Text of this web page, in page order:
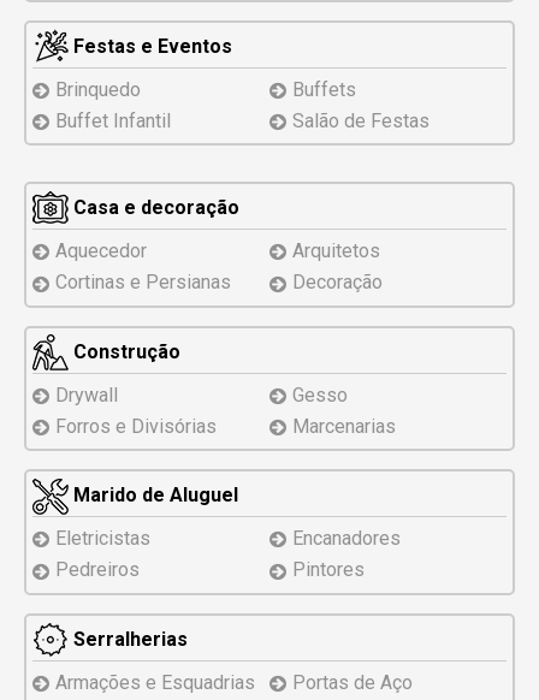
Festas e Eventos
Brinquedo
Buffets
Buffet Infantil
Salão de Festas
Casa e decoração
Aquecedor
Arquitetos
Cortinas e Persianas
Decoração
Construção
Drywall
Gesso
Forros e Divisórias
Marcenarias
Marido de Aluguel
Eletricistas
Encanadores
Pedreiros
Pintores
Serralherias
Armações e Esquadrias
Portas de Aço